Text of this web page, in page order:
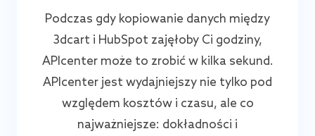
Podczas gdy kopiowanie danych między
3dcart i HubSpot zajęłoby Ci godziny,
APIcenter może to zrobić w kilka sekund.
APIcenter jest wydajniejszy nie tylko pod
względem kosztów i czasu, ale co
najważniejsze: dokładności i